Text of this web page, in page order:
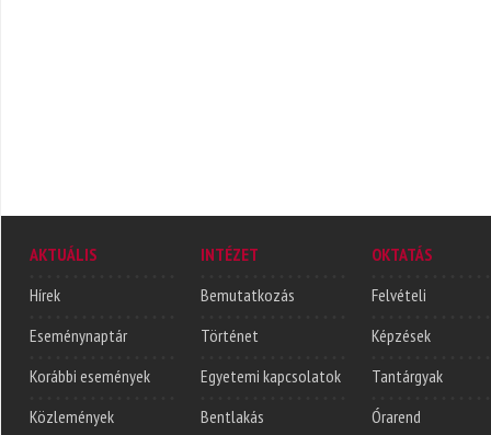
AKTUÁLIS
Hírek
Eseménynaptár
Korábbi események
Közlemények
INTÉZET
Bemutatkozás
Történet
Egyetemi kapcsolatok
Bentlakás
OKTATÁS
Felvételi
Képzések
Tantárgyak
Órarend